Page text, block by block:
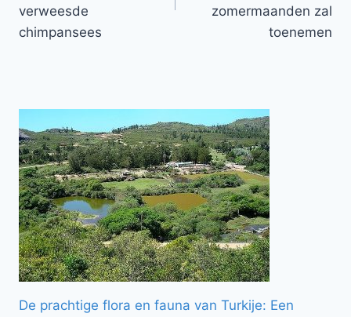
verweesde
chimpansees
zomermaanden zal
toenemen
De prachtige flora en fauna van Turkije: Een